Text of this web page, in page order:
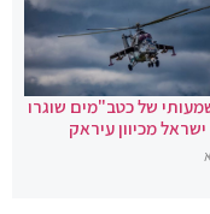
של כטב"מים שוגרו
מכיוון עיראק